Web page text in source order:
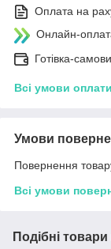
Оплата на
Онлайн-
Готівка-
Всі умови оплати
Умови
Повернення
Всі умови
Подібні товари